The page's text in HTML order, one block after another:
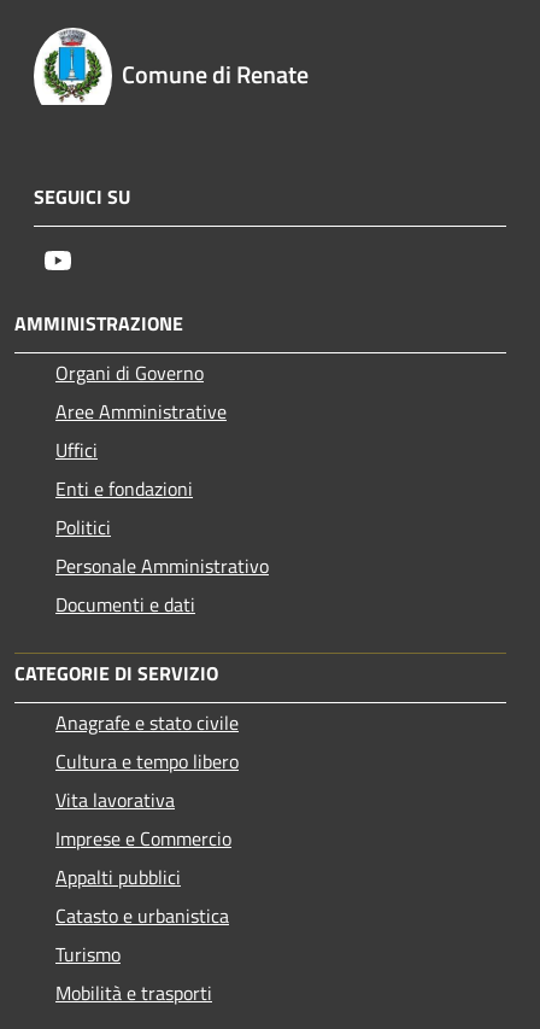
Comune di Renate
SEGUICI SU
AMMINISTRAZIONE
Organi di Governo
Aree Amministrative
Uffici
Enti e fondazioni
Politici
Personale Amministrativo
Documenti e dati
CATEGORIE DI SERVIZIO
Anagrafe e stato civile
Cultura e tempo libero
Vita lavorativa
Imprese e Commercio
Appalti pubblici
Catasto e urbanistica
Turismo
Mobilità e trasporti